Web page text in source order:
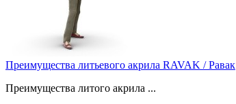
Преимущества литьевого акрила RAVAK / Равак
Преимущества литого акрила ...